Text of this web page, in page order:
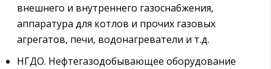
внешнего и внутреннего газоснабжения,
аппаратура для котлов и прочих газовых
агрегатов, печи, водонагреватели и т.д.
НГДО. Нефтегазодобывающее оборудование